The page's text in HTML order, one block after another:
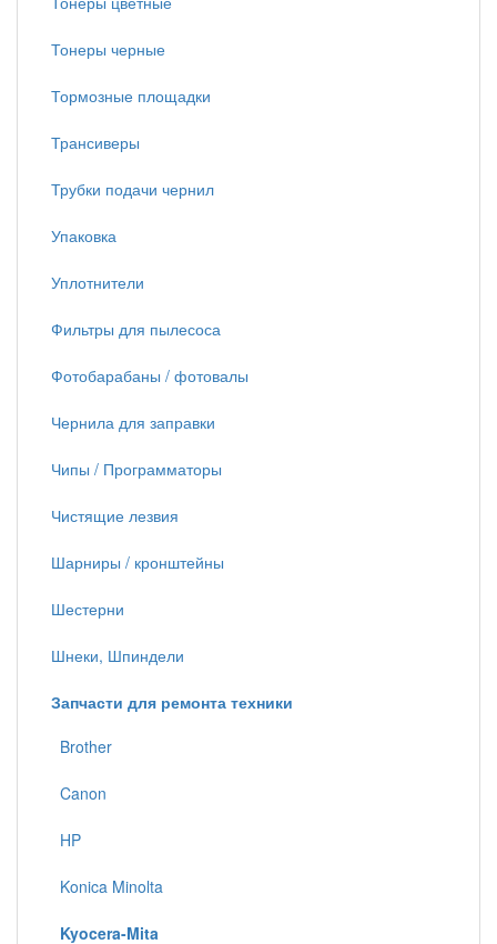
Тонеры черные
Тормозные площадки
Трансиверы
Трубки подачи чернил
Упаковка
Уплотнители
Фильтры для пылесоса
Фотобарабаны / фотовалы
Чернила для заправки
Чипы / Программаторы
Чистящие лезвия
Шарниры / кронштейны
Шестерни
Шнеки, Шпиндели
Запчасти для ремонта техники
Brother
Canon
HP
Konica Minolta
Kyocera-Mita